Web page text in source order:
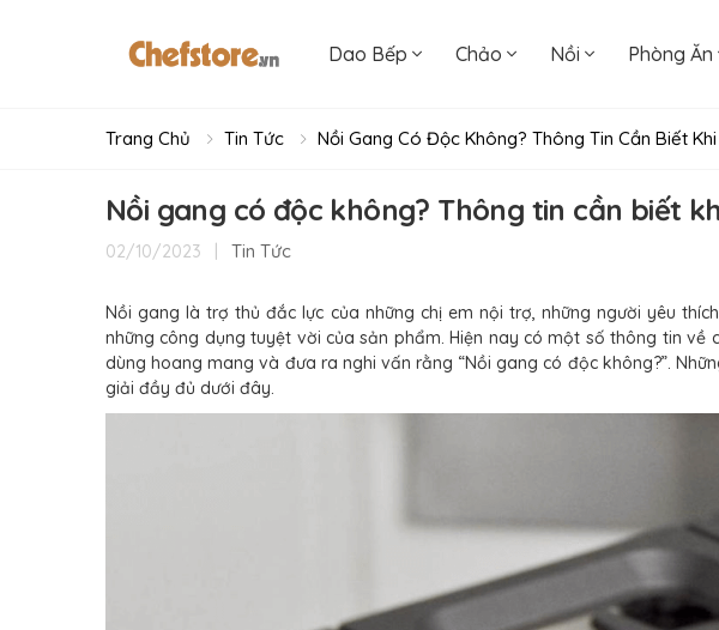
Dao Bếp Chảo Nồi Phòng Ăn
Trang Chủ Tin Tức Nồi Gang Có Độc Không? Thông Tin Cần Biết
Nồi gang có độc không? Thông tin cần biết
02/10/2023 | Tin Tức
Nồi gang là trợ thủ đắc lực của những chị em nội trợ, những người yêu
những công dụng tuyệt vời của sản phẩm. Hiện nay có một số thông tin
dùng hoang mang và đưa ra nghi vấn rằng “Nồi gang có độc không?”.
giải đầy đủ dưới đây.